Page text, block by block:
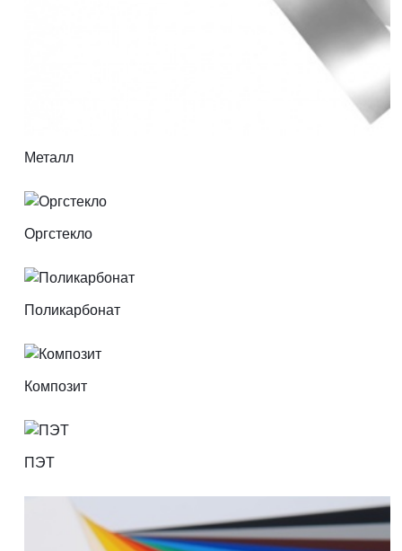
Металл
Оргстекло
Поликарбонат
Композит
ПЭТ